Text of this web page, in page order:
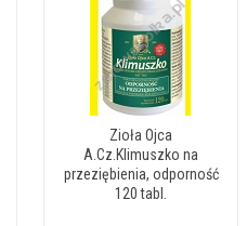
Zioła Ojca
A.Cz.Klimuszko na
przeziębienia, odporność
120 tabl.